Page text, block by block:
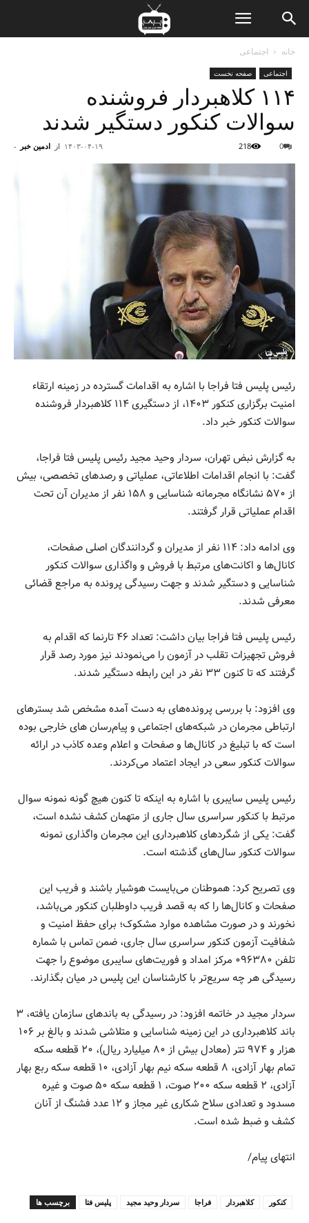
خانه اجتماعی
اجتماعی صفحه نخست
۱۱۴ کلاهبردار فروشنده
سوالات کنکور دستگیر شدند
از ادمین خبر - ۱۴۰۳-۰۴-۱۹ 0
218
رئیس پلیس فتا فراجا با اشاره به اقدامات گسترده در زمینه ارتقاء
امنیت برگزاری کنکور ۱۴۰۳، از دستگیری ۱۱۴ کلاهبردار فروشنده
سوالات کنکور خبر داد.
به گزارش نبض تهران، سردار وحید مجید رئیس پلیس فتا فراجا،
گفت: با انجام اقدامات اطلاعاتی، عملیاتی و رصدهای تخصصی، بیش
از ۵۷۰ نشانگاه مجرمانه شناسایی و ۱۵۸ نفر از مدیران آن تحت
اقدام عملیاتی قرار گرفتند.
وی ادامه داد: ۱۱۴ نفر از مدیران و گردانندگان اصلی صفحات،
کانال‌ها و اکانت‌های مرتبط با فروش و واگذاری سوالات کنکور
شناسایی و دستگیر شدند و جهت رسیدگی پرونده به مراجع قضائی
معرفی شدند.
رئیس پلیس فتا فراجا بیان داشت: تعداد ۴۶ تارنما که اقدام به
فروش تجهیزات تقلب در آزمون را می‌نمودند نیز مورد رصد قرار
گرفتند که تا کنون ۳۳ نفر در این رابطه دستگیر شدند.
وی افزود: با بررسی پرونده‌های به دست آمده مشخص شد بسترهای
ارتباطی مجرمان در شبکه‌های اجتماعی و پیام‌رسان های خارجی بوده
است که با تبلیغ در کانال‌ها و صفحات و اعلام وعده کاذب در ارائه
سوالات کنکور سعی در ایجاد اعتماد می‌کردند.
رئیس پلیس سایبری با اشاره به اینکه تا کنون هیچ گونه نمونه سوال
مرتبط با کنکور سراسری سال جاری از متهمان کشف نشده است،
گفت: یکی از شگردهای کلاهبرداری این مجرمان واگذاری نمونه
سوالات کنکور سال‌های گذشته است.
وی تصریح کرد: هموطنان می‌بایست هوشیار باشند و فریب این
صفحات و کانال‌ها را که به قصد فریب داوطلبان کنکور می‌باشد،
نخورند و در صورت مشاهده موارد مشکوک؛ برای حفظ امنیت و
شفافیت آزمون کنکور سراسری سال جاری، ضمن تماس با شماره
تلفن ۰۹۶۳۸۰ مرکز امداد و فوریت‌های سایبری موضوع را جهت
رسیدگی هر چه سریع‌تر با کارشناسان این پلیس در میان بگذارند.
سردار مجید در خاتمه افزود: در رسیدگی به باندهای سازمان یافته، ۳
باند کلاهبرداری در این زمینه شناسایی و متلاشی شدند و بالغ بر ۱۰۶
هزار و ۹۷۴ تتر (معادل بیش از ۸۰ میلیارد ریال)، ۲۰ قطعه سکه
تمام بهار آزادی، ۸ قطعه سکه نیم بهار آزادی، ۱۰ قطعه سکه ربع بهار
آزادی، ۲ قطعه سکه ۲۰۰ صوت، ۱ قطعه سکه ۵۰ صوت و غیره
مسدود و تعدادی سلاح شکاری غیر مجاز و ۱۲ عدد فشنگ از آنان
کشف و ضبط شده است.
انتهای پیام/
برچسب ها پلیس فتا سردار وحید مجید فراجا کلاهبردار کنکور